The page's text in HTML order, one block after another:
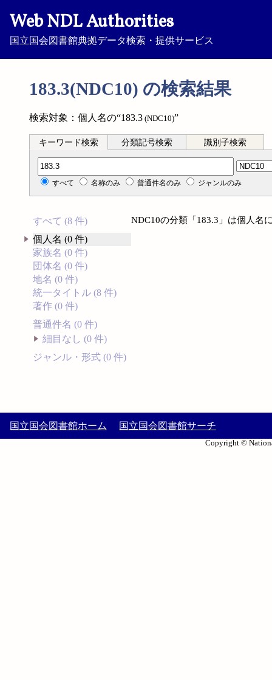
Web NDL Authorities
国立国会図書館典拠データ検索・提供サービス
183.3(NDC10) の検索結果
検索対象：個人名の“183.3 (NDC10)”
キーワード検索 分類記号検索 識別子検索
分類記号検索
すべて 名称のみ 普通件名のみ ジャンルのみ
すべて (8 件)
個人名 (0 件)
家族名 (0 件)
団体名 (0 件)
地名 (0 件)
統一タイトル (8 件)
著作 (0 件)
普通件名 (0 件)
細目なし (0 件)
ジャンル・形式 (0 件)
NDC10の分類「183.3」は個人名
国立国会図書館ホーム 国立国会図書館サーチ
Copyright ©